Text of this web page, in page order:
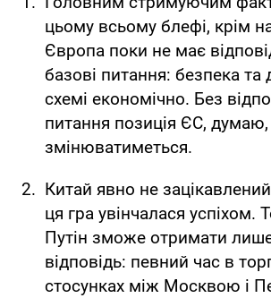
цьому всьому блефі, крім
Європа поки не має
базові питання: безпека та
схемі економічно. Без
питання позиція ЄС,
змінюватиметься.
Китай явно не
ця гра увінчалася успіхом.
Путін зможе отримати
відповідь: певний час в
стосунках між Москвою і